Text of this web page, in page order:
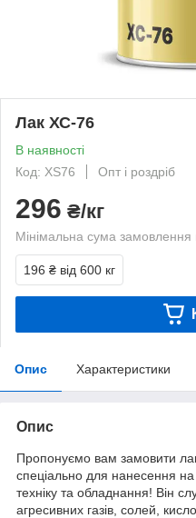
Лак ХС-76
В наявності
Код: XS76
Опт і роздріб
296 ₴/кг
Мінімальна сума
196 ₴ від 600 кг
Опис Характеристики
Опис
Пропонуємо вам замовити
спеціально для нанесення
техніку та обладнання! Він
агресивних газів, солей,